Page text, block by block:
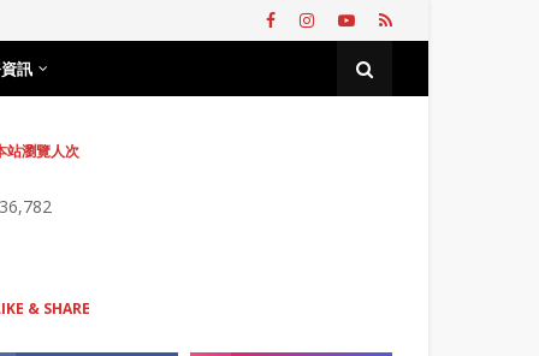
訊
站瀏覽人次
& SHARE